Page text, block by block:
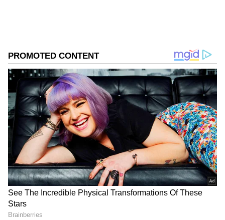
ಸೇರಿದಂತೆ ಕಲಾವಿದರ ಬದುಕಿಗೆ ಕಲಾಶಿಕ್ಷಣ ದುಡಿಮೆಗೆ
ಅವಕಾಶ ಸಿಗುತ್ತದೆ' ಎಂದು ಮನವಿ ನೀಡಿದರು.
ಅವಮಾನ ಮಾಡಿದವರಿಗೆ ನನ್ನ ಸಲಾಮ್ ಎಂದ ವಸಿಷ್ಠ
ಸಿಂಹ
DOWNLOAD APP